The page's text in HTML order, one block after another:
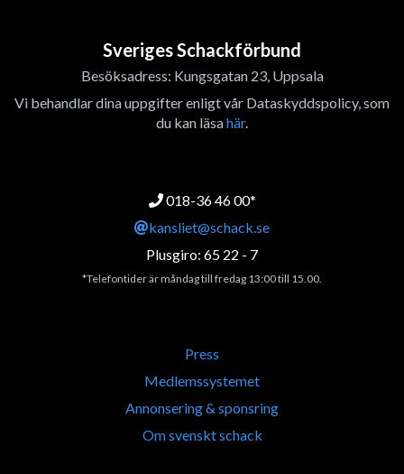
Sveriges Schackförbund
Besöksadress: Kungsgatan 23, Uppsala
Vi behandlar dina uppgifter enligt vår Dataskyddspolicy, som
du kan läsahär.
018-36 46 00*
kansliet@schack.se
Plusgiro: 65 22 - 7
*Telefontider är måndag till fredag 13:00 till 15.00.
Press
Medlemssystemet
Annonsering & sponsring
Om svenskt schack